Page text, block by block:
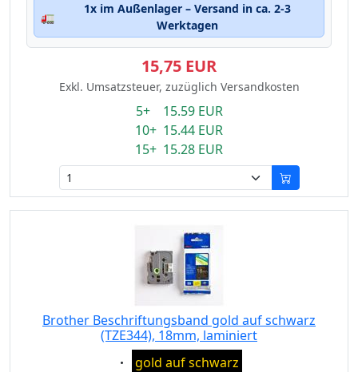
🚛
1x im Außenlager – Versand in ca. 2-3
Werktagen
15,75 EUR
Exkl. Umsatzsteuer, zuzüglich Versandkosten
5+ 15.59 EUR
10+ 15.44 EUR
15+ 15.28 EUR
Brother Beschriftungsband gold auf schwarz
(TZE344), 18mm, laminiert
Eigenschaft:
gold auf schwarz